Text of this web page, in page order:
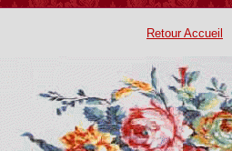
Retour Accueil